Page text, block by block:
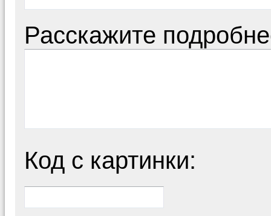
Расскажите
Код с картинки: